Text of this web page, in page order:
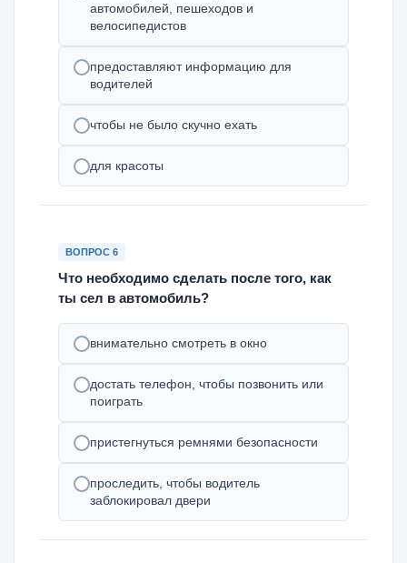
автомобилей, пешеходов и
велосипедистов
предоставляют информацию для
водителей
чтобы не было скучно ехать
для красоты
ВОПРОС 6
Что необходимо сделать после того, как
ты сел в автомобиль?
внимательно смотреть в окно
достать телефон, чтобы позвонить или
поиграть
пристегнуться ремнями безопасности
проследить, чтобы водитель
заблокировал двери